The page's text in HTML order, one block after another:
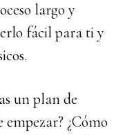
largo y
fácil para ti y
un plan de
¿Cómo